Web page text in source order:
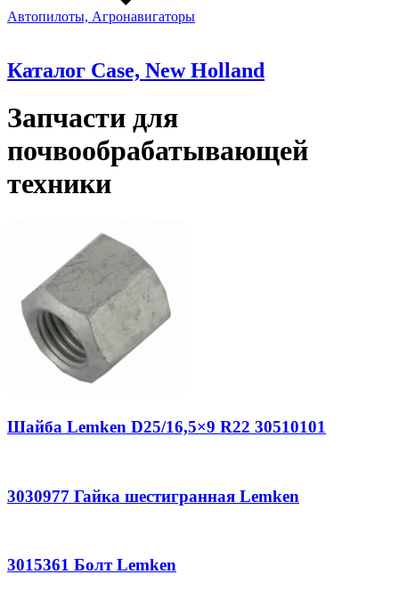
Автопилоты, Агронавигаторы
Каталог Case, New Holland
Запчасти для
почвообрабатывающей
техники
Шайба Lemken D25/16,5×9 R22 30510101
3030977 Гайка шестигранная Lemken
3015361 Болт Lemken